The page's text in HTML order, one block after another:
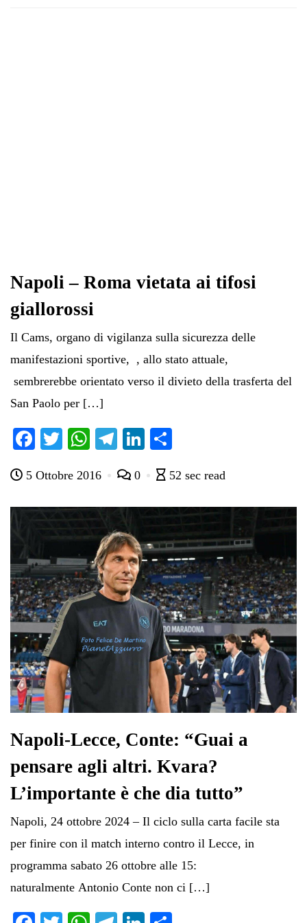
Napoli – Roma vietata ai tifosi
giallorossi
Il Cams, organo di vigilanza sulla sicurezza delle
manifestazioni sportive, , allo stato attuale,
sembrerebbe orientato verso il divieto della trasferta del
San Paolo per […]
Fa
bo
ok
T
tte
r
W
ts
A
pp
Te
gr
a
m
Li
ed
In
di
vi
di
5 Ottobre 2016 0 52 sec read
Napoli-Lecce, Conte: “Guai a
pensare agli altri. Kvara?
L’importante è che dia tutto”
Napoli, 24 ottobre 2024 – Il ciclo sulla carta facile sta
per finire con il match interno contro il Lecce, in
programma sabato 26 ottobre alle 15:
naturalmente Antonio Conte non ci […]